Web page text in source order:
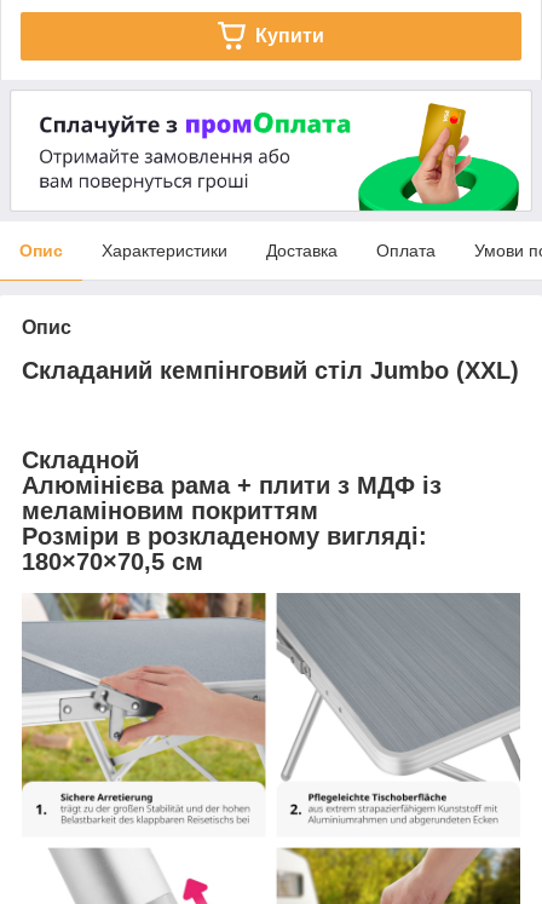
Купити
Опис Характеристики Доставка Оплата Умови
Опис
Складаний кемпінговий стіл Jumbo (XXL)
Складной
Алюмінієва рама + плити з МДФ із
меламіновим покриттям
Розміри в розкладеному вигляді:
180×70×70,5 см